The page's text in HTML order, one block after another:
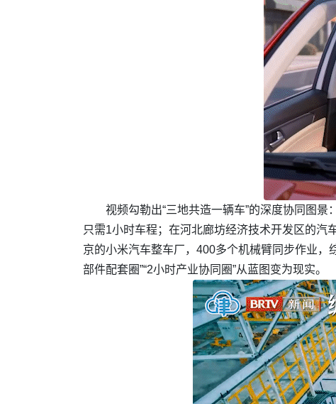
视频勾勒出“三地共造一辆车”的深度协同图
只需1小时车程；在河北廊坊经济技术开发区的
京的小米汽车整车厂，400多个机械臂同步作业
部件配套圈”“2小时产业协同圈”从蓝图变为现实。